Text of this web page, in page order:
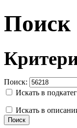
Поиск
Поиск:
Искать в
Искать в